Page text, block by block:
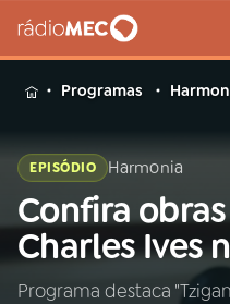
MENU
Buscar
na
Rádio
MEC
Programas
EPISÓDIO Harmonia
Confira
Charles Ives
Programa destaca